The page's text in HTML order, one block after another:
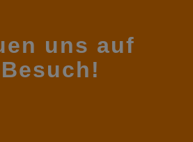
uns auf